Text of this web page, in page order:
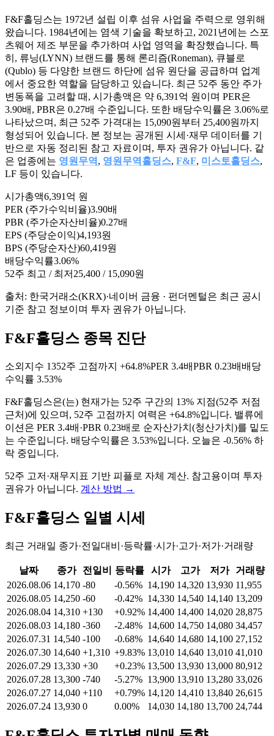
F&F홀딩스는 1972년 설립 이후 섬유 사업을 주력으로 영위해
왔습니다. 1984년에는 염색 기술을 확보하고, 2021년에는 스포
츠웨어 제조 부문을 추가하며 사업 영역을 확장했습니다. 특
히, 류닝(LYNN) 브랜드를 통해 론리즘(Roneman), 큐블로
(Qublo) 등 다양한 브랜드 하단에 섬유 원단을 공급하며 업계
에서 중요한 역할을 담당하고 있습니다. 최근 52주 동안 주가
변동폭을 고려할 때, 시가총액은 약 6,391억 원이며 PER은
3.90배, PBR은 0.27배 수준입니다. 또한 배당수익률은 3.06%로
나타났으며, 최근 52주 가격대는 15,090원부터 25,400원까지
형성되어 있습니다. 본 정보는 공개된 시세·재무 데이터를 기
반으로 자동 정리된 참고 자료이며, 투자 권유가 아닙니다. 같
은 업종에는 영원무역 , 영원무역홀딩스, F&F, 미스토홀딩스,
LF 등이 있습니다.
시가총액6,391억 원
PER (주가수익비율)3.90배
PBR (주가순자산비율)0.27배
EPS (주당순이익)4,193원
BPS (주당순자산)60,419원
배당수익률3.06%
52주 최고 / 최저 25,400 / 15,090원
출처: 한국거래소(KRX)·네이버 금융 · 펀더멘털은 최근 공시
기준 참고 정보이며 투자 권유가 아닙니다.
F&F홀딩스 종목 진단
소외지수 1352주 고점까지 +64.8%PER 3.4배PBR 0.23배 배당
수익률 3.53%
F&F홀딩스은(는) 현재가는 52주 구간의 13% 지점(52주 저점
근처)에 있으며, 52주 고점까지 여력은 +64.8%입니다. 밸류에
이션은 PER 3.4배·PBR 0.23배로 순자산가치(청산가치)를 밑도
는 수준입니다. 배당수익률은 3.53%입니다. 오늘은 -0.56% 하
락 중입니다.
52주 고저·재무지표 기반 피플로 자체 계산. 참고용이며 투자
권유가 아닙니다. 계산 방법 →
F&F홀딩스 일별 시세
최근 거래일 종가·전일대비·등락률·시가·고가·저가·거래량
날짜 종가 전일비 등락률 시가 고가 저가
거래량
2026.08.06 14,170 -80 -0.56% 14,190 14,320 13,930 11,955
2026.08.05 14,250 -60 -0.42% 14,330 14,540 14,140 13,209
2026.08.04 14,310 +130 +0.92% 14,400 14,400 14,020 28,875
2026.08.03 14,180 -360 -2.48% 14,600 14,750 14,080 34,457
2026.07.31 14,540 -100 -0.68% 14,640 14,680 14,100 27,152
2026.07.30 14,640 +1,310 +9.83% 13,010 14,640 13,010 41,010
2026.07.29 13,330 +30 +0.23% 13,500 13,930 13,000 80,912
2026.07.28 13,300 -740 -5.27% 13,900 13,910 13,280 33,026
2026.07.27 14,040 +110 +0.79% 14,120 14,410 13,840 26,615
2026.07.24 13,930 0 0.00% 14,030 14,180 13,700 24,744